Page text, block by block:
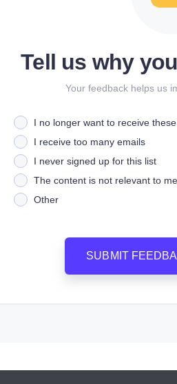
Tell us why
Your feedback helps us
I no longer want to receive
I receive too many emails
I never signed up for this list
The content is not relevant to me
Other
SUBMIT